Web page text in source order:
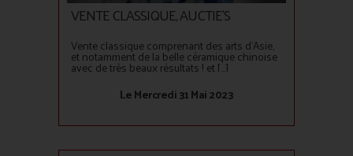
VENTE CLASSIQUE, AUCTIE'S
Vente classique comprenant des arts d'Asie,
et notamment de la belle céramique chinoise
avec de très beaux résultats ! et [...]
Le Mercredi 31 Mai 2023